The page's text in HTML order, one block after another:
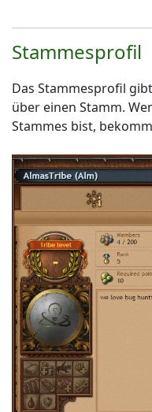
Stammesprofil
Das Stammesprofil
über einen Stamm.
Stammes bist,